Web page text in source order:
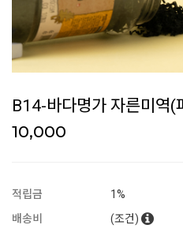
B14-바다명가 자른미역
10,000
적립금
1%
배송비
(조건)